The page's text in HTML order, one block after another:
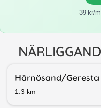
39 kr/
Härnösand/​Geresta
1.3 km